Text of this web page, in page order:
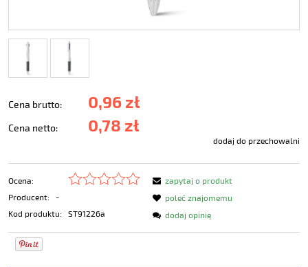
Cena brutto: 0,96 zł
Cena netto: 0,78 zł
dodaj do przechowalni
Ocena:
Producent:
-
Kod produktu:
ST91226a
zapytaj o produkt
poleć znajomemu
dodaj opinię